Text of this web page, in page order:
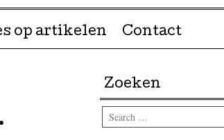
op artikelen Contact
Zoeken
Search